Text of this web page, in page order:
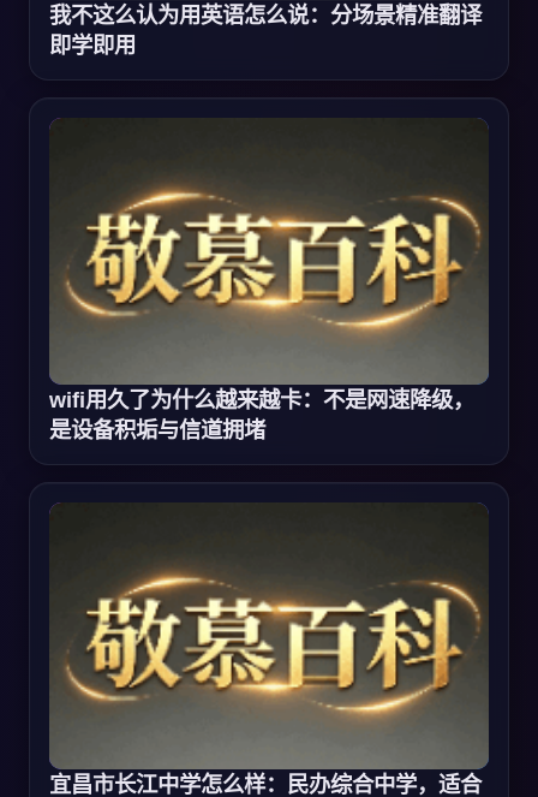
我不这么认为用英语怎么说：分场景精准翻译
即学即用
wifi用久了为什么越来越卡：不是网速降级，
是设备积垢与信道拥堵
宜昌市长江中学怎么样：民办综合中学，适合